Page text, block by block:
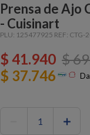
Prensa de Ajo
- Cuisinart
PLU: 125477925 REF: CTG-
$ 41.940 $69
$ 37.746
＋